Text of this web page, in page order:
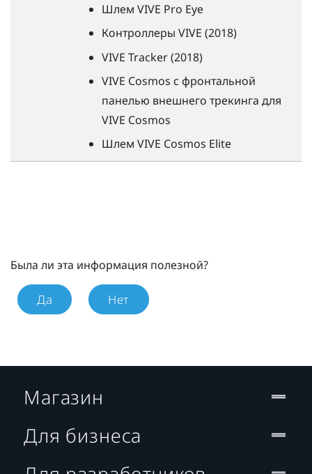
Шлем VIVE Pro Eye
Контроллеры VIVE (2018)
VIVE Tracker (2018)
VIVE Cosmos с фронтальной
панелью внешнего трекинга для
VIVE Cosmos
Шлем VIVE Cosmos Elite
Была ли эта информация полезной?
Да Нет
Магазин
Для бизнеса